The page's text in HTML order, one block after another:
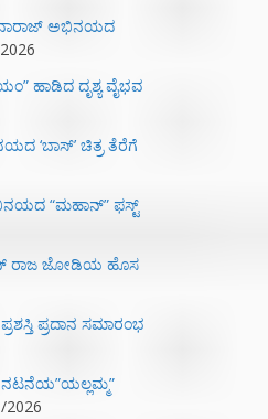
ಅಭಿನಯದ
ಹಾಡಿದ ದೃಶ್ಯ ವೈಭವ
‘ಬಾಸ್’ ಚಿತ್ರ ತೆರೆಗೆ
“ಮಹಾನ್” ಫಸ್ಟ್
ರಾಜ ಜೋಡಿಯ ಹೊಸ
ಪ್ರದಾನ ಸಮಾರಂಭ
ನಟನೆಯ”ಯಲ್ಲಮ್ಮ”
2026